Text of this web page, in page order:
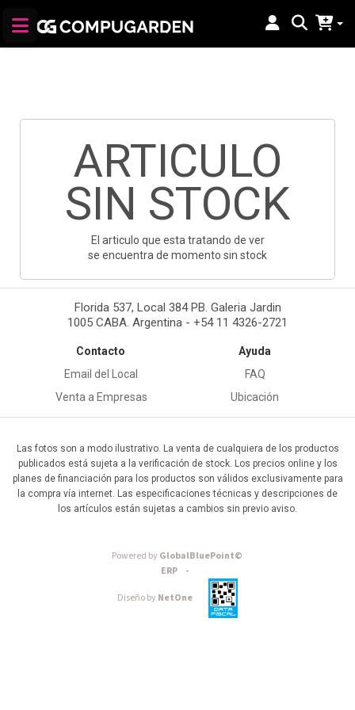
ARTICULO
SIN STOCK
El articulo que esta tratando de ver
se encuentra de momento sin stock
Florida 537, Local 384 PB. Galeria Jardin
1005 CABA. Argentina - +54 11 4326-2721
Contacto
Email del Local
Venta a Empresas
Ayuda
FAQ
Ubicación
Las fotos son a modo ilustrativo. La venta de cualquiera de los productos
publicados está sujeta a la verificación de stock. Los precios online y los
planes de financiación para los productos son válidos exclusivamente para
la compra vía internet. Las especificaciones técnicas y descripciones de
los artículos están sujetas a cambios sin previo aviso.
Powered byGlobalBluePoint©
ERP -
Diseño byNetOne